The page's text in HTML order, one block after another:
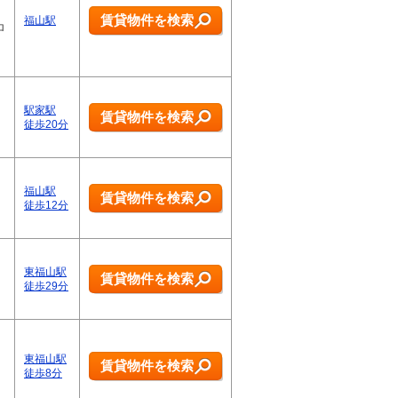
福山駅 賃貸物件を検索
駅家駅
徒歩20分
賃貸物件を検索
福山駅
徒歩12分
賃貸物件を検索
東福山駅
徒歩29分
賃貸物件を検索
東福山駅
徒歩8分
賃貸物件を検索